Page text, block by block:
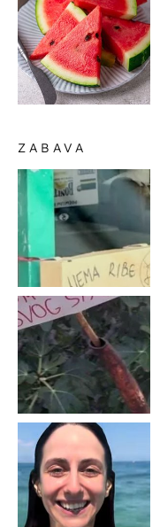
ZABAVA